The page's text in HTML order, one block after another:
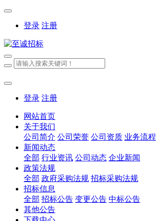
登录 注册
登录 注册
网站首页
关于我们
公司简介 公司荣誉 公司资质 业务流程
新闻动态
全部 行业资讯 公司动态 企业新闻
政策法规
全部 政府采购法规 招标采购法规
招标信息
全部 招标公告 变更公告 中标公告
其他公告